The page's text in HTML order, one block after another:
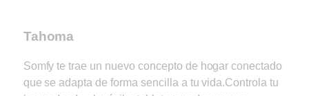
Tahoma
Somfy te trae un nuevo concepto de hogar conectado
que se adapta de forma sencilla a tu vida.Controla tu